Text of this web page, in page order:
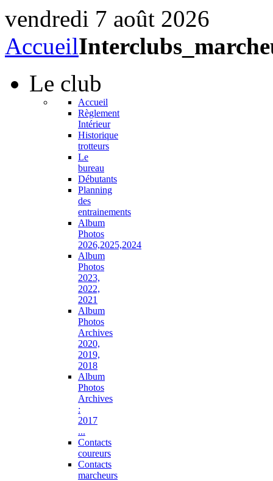
vendredi 7 août 2026
Accueil
Le club
Accueil
Règlement
Intérieur
Historique
trotteurs
Le
bureau
Débutants
Planning
des
entrainements
Album
Photos
2026,2025,2024
Album
Photos
2023,
2022,
2021
Album
Photos
Archives
2020,
2019,
2018
Album
Photos
Archives
:
2017
...
Contacts
coureurs
Contacts
marcheurs